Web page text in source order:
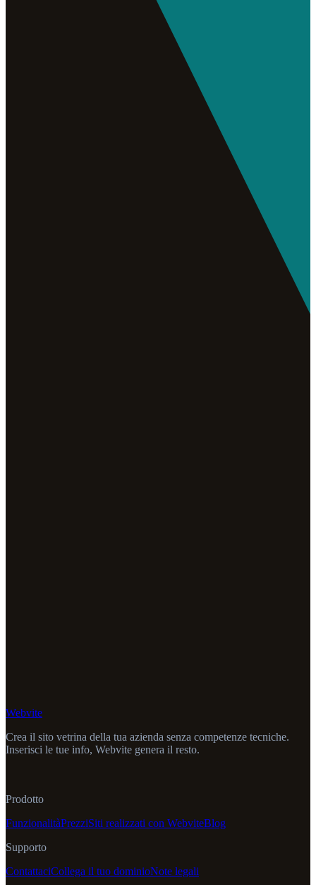
Webvite
Crea il sito vetrina della tua azienda senza competenze tecniche.
Inserisci le tue info, Webvite genera il resto.
Prodotto
FunzionalitàPrezziSiti realizzati con WebviteBlog
Supporto
ContattaciCollega il tuo dominioNote legali